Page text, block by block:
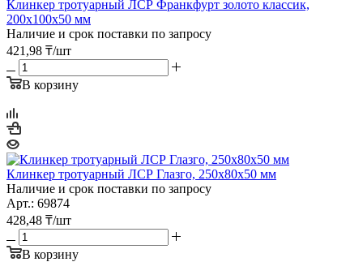
Клинкер тротуарный ЛСР Франкфурт золото классик,
200х100х50 мм
Наличие и срок поставки по запросу
421,98 ₸/шт
В корзину
Клинкер тротуарный ЛСР Глазго, 250х80х50 мм
Наличие и срок поставки по запросу
Арт.: 69874
428,48 ₸/шт
В корзину